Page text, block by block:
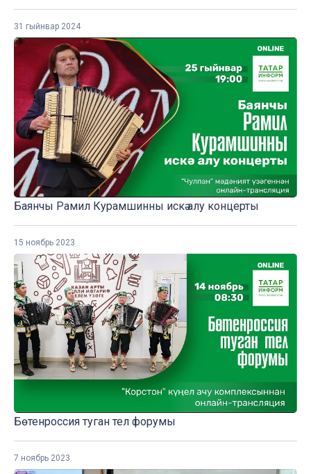
31 гыйнвар 2024
Баянчы Рамил Курамшинны искә алу концерты
15 ноябрь 2023
Бөтенроссия туган тел форумы
7 ноябрь 2023